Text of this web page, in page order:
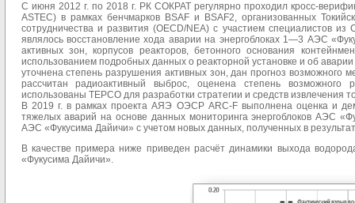
С июня 2012 г. по 2018 г. РК СОКРАТ регулярно проходил кросс-
ASTEC) в рамках бенчмарков BSAF и BSAF2, организованных
сотрудничества и развития (OECD/NEA) с участием
являлось восстановление хода аварии на энергоблоках 1—3 АЭС
активных зон, корпусов реакторов, бетонного основания
использованием подробных данных о реакторной установке и об
уточнена степень разрушения активных зон, дан прогноз возможного
рассчитан радиоактивный выброс, оценена степень
использованы TEPCO для разработки стратегии и средств извлечения
В 2019 г. в рамках проекта АЯЭ ОЭСР ARC-F выполнена оценка и
тяжелых аварий на основе данных мониторинга энергоблоков АЭС
АЭС «Фукусима Дайичи» с учетом новых данных, полученных в
В качестве примера ниже приведен расчёт динамики выхода
«Фукусима Дайичи».